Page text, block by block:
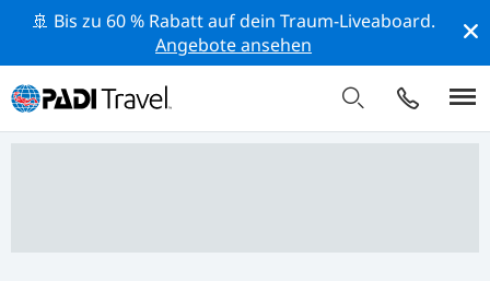
🚢 Bis zu 60 % Rabatt auf dein Traum-Liveaboard.
Angebote ansehen